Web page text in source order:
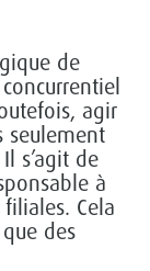
de
agir
seulement
s’agit de
à
Cela
des